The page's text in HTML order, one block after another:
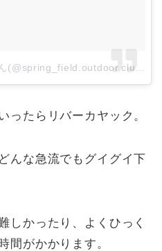
ったらリバーカヤック。
んな急流でもグイグイ下
しかったり、よくひっく
間がかかります。